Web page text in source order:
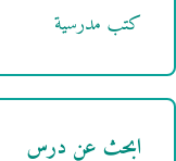
كتب مدرسية
ابحث عن درس